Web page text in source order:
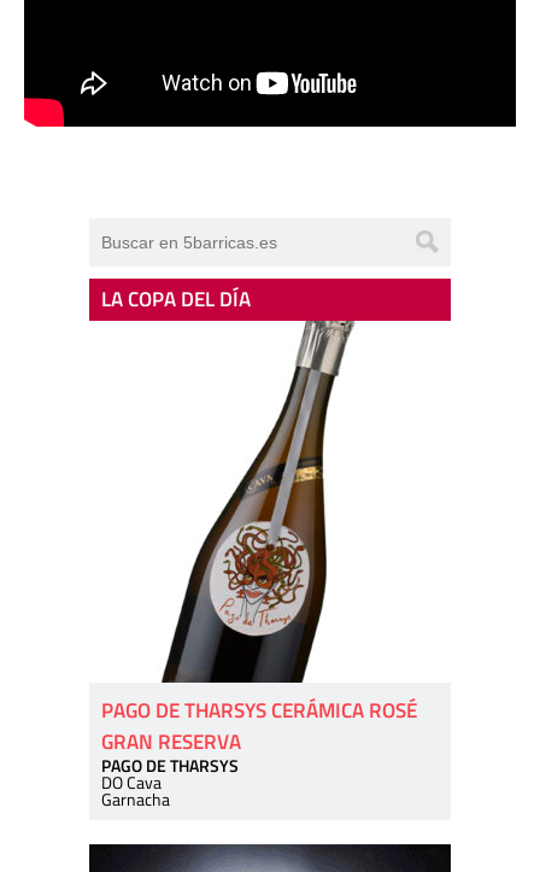
LA COPA DEL DÍA
PAGO DE THARSYS CERÁMICA ROSÉ
GRAN RESERVA
PAGO DE THARSYS
DO Cava
Garnacha